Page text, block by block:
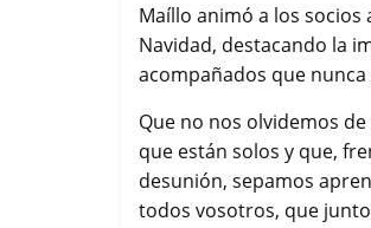
Maíllo animó a los
Navidad, destacando la
acompañados que
Que no nos olvidemos
que están solos y que,
desunión, sepamos
todos vosotros, que